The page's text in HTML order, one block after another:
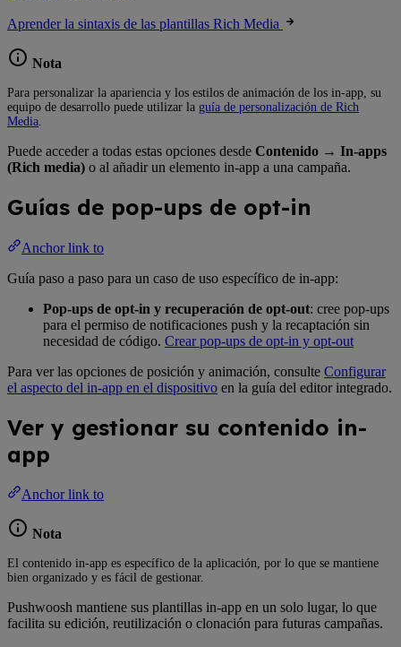
Aprender la sintaxis de las plantillas Rich Media
Nota
Para personalizar la apariencia y los estilos de animación de los in-app, su
equipo de desarrollo puede utilizar la guía de personalización de Rich
Media
Puede acceder a todas estas opciones desde Contenido → In-apps
(Rich media) o al añadir un elemento in-app a una campaña.
Guías de pop-ups de opt-in
Anchor link to
Guía paso a paso para un caso de uso específico de in-app:
Pop-ups de opt-in y recuperación de opt-out: cree pop-ups
para el permiso de notificaciones push y la recaptación sin
necesidad de código. Crear pop-ups de opt-in y opt-out
Para ver las opciones de posición y animación, consulte Configurar
el aspecto del in-app en el dispositivo en la guía del editor integrado.
Ver y gestionar su contenido in-
app
Anchor link to
Nota
El contenido in-app es específico de la aplicación, por lo que se mantiene
bien organizado y es fácil de gestionar.
Pushwoosh mantiene sus plantillas in-app en un solo lugar, lo que
facilita su edición, reutilización o clonación para futuras campañas.